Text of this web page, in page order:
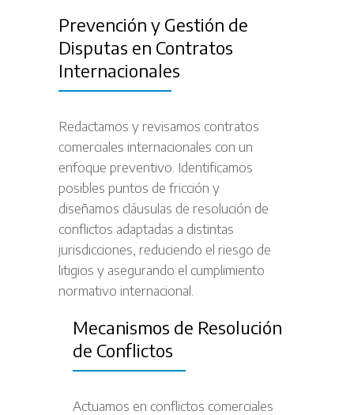
Prevención y Gestión de
Disputas en Contratos
Internacionales
Redactamos y revisamos contratos
comerciales internacionales con un
enfoque preventivo. Identificamos
posibles puntos de fricción y
diseñamos cláusulas de resolución de
conflictos adaptadas a distintas
jurisdicciones, reduciendo el riesgo de
litigios y asegurando el cumplimiento
normativo internacional.
Mecanismos de Resolución
de Conflictos
Actuamos en conflictos comerciales